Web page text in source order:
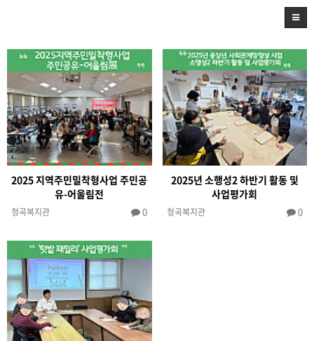
2025 지역주민밀착형사업 주민공
유-어울림전
청곡복지관 0
2025년 소행성2 하반기 활동 및
사업평가회
청곡복지관 0